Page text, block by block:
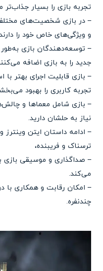
تجربه بازی را بسیار جذاب‌تر
– در بازی شخصیت‌های
و ویژگی‌های خاص خود را
– توسعه‌دهندگان بازی
جدید را به بازی اضافه
– بازی قابلیت اجرای بهتر با
تجربه کاربری را بهبود
– بازی شامل معماها و
نیاز به حلشان دارید.
– ادامه داستان ایتن
ترسناک و فریبنده،
– صداگذاری و موسیقی بازی
می‌کند.
– امکان رقابت و همکاری با
چندنفره.